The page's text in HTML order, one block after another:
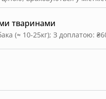
тваринами
(≈ 10-25кг); З доплатою: